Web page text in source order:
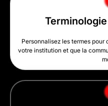
Personnalisez les termes pour
votre institution et que la